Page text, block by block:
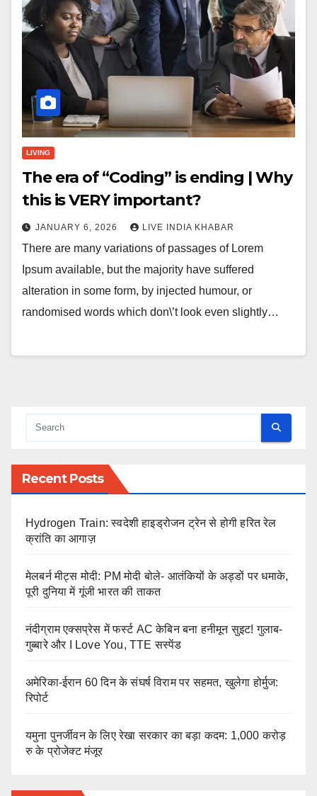
LIVING
The era of “Coding” is ending | Why
this is VERY important?
JANUARY 6, 2026 LIVE INDIA KHABAR
There are many variations of passages of Lorem
Ipsum available, but the majority have suffered
alteration in some form, by injected humour, or
randomised words which don\’t look even slightly…
Recent Posts
Hydrogen Train: स्वदेशी हाइड्रोजन ट्रेन से होगी हरित रेल
क्रांति का आगाज़
मेलबर्न मीट्स मोदी: PM मोदी बोले- आतंकियों के अड्डों पर धमाके,
पूरी दुनिया में गूंजी भारत की ताकत
नंदीग्राम एक्सप्रेस में फर्स्ट AC केबिन बना हनीमून सुइट! गुलाब-
गुब्बारे और I Love You, TTE सस्पेंड
अमेरिका-ईरान 60 दिन के संघर्ष विराम पर सहमत, खुलेगा होर्मुज:
रिपोर्ट
यमुना पुनर्जीवन के लिए रेखा सरकार का बड़ा कदम: 1,000 करोड़
रु के प्रोजेक्ट मंजूर